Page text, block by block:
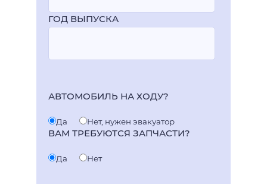
ГОД ВЫПУСКА
АВТОМОБИЛЬ НА ХОДУ?
Да Нет, нужен эвакуатор
ВАМ ТРЕБУЮТСЯ ЗАПЧАСТИ?
Да Нет